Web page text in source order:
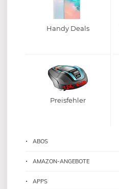
Handy Deals
Preisfehler
ABOS
AMAZON-ANGEBOTE
APPS